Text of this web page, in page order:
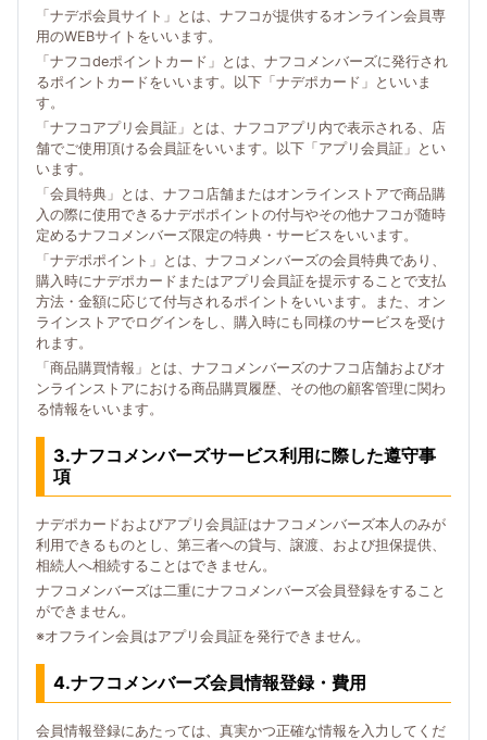
「ナデポ会員サイト」とは、ナフコが提供するオンライン会員専
用のWEBサイトをいいます。
「ナフコdeポイントカード」とは、ナフコメンバーズに発行され
るポイントカードをいいます。以下「ナデポカード」といいま
す。
「ナフコアプリ会員証」とは、ナフコアプリ内で表示される、店
舗でご使用頂ける会員証をいいます。以下「アプリ会員証」とい
います。
「会員特典」とは、ナフコ店舗またはオンラインストアで商品購
入の際に使用できるナデポポイントの付与やその他ナフコが随時
定めるナフコメンバーズ限定の特典・サービスをいいます。
「ナデポポイント」とは、ナフコメンバーズの会員特典であり、
購入時にナデポカードまたはアプリ会員証を提示することで支払
方法・金額に応じて付与されるポイントをいいます。また、オン
ラインストアでログインをし、購入時にも同様のサービスを受け
れます。
「商品購買情報」とは、ナフコメンバーズのナフコ店舗およびオ
ンラインストアにおける商品購買履歴、その他の顧客管理に関わ
る情報をいいます。
3.ナフコメンバーズサービス利用に際した遵守事
項
ナデポカードおよびアプリ会員証はナフコメンバーズ本人のみが
利用できるものとし、第三者への貸与、譲渡、および担保提供、
相続人へ相続することはできません。
ナフコメンバーズは二重にナフコメンバーズ会員登録をすること
ができません。
※オフライン会員はアプリ会員証を発行できません。
4.ナフコメンバーズ会員情報登録・費用
会員情報登録にあたっては、真実かつ正確な情報を入力してくだ